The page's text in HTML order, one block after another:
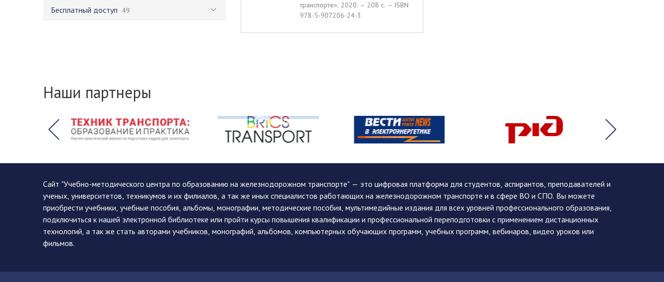
Бесплатный доступ 49
транспорте», 2020. – 208 c. – ISBN
978-5-907206-24-3
Наши партнеры
Сайт "Учебно-методического центра по образованию на железнодорожном транспорте" — это цифровая платформа для студентов, аспирантов, преподавателей и
ученых, университетов, техникумов и их филиалов, а так же иных специалистов работающих на железнодорожном транспорте и в сфере ВО и СПО. Вы можете
приобрести учебники, учебные пособия, альбомы, монографии, методические пособия, мультимедийные издания для всех уровней профессионального образования,
подключиться к нашей электронной библиотеке или пройти курсы повышения квалификации и профессиональной переподготовки с применением дистанционных
технологий, а так же стать авторами учебников, монографий, альбомов, компьютерных обучающих программ, учебных программ, вебинаров, видео уроков или
фильмов.